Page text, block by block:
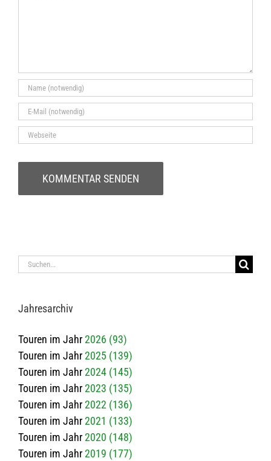
Suche
Jah­res­ar­chiv
Touren im Jahr2026 (93)
Touren im Jahr2025 (139)
Touren im Jahr2024 (145)
Touren im Jahr2023 (135)
Touren im Jahr2022 (136)
Touren im Jahr2021 (133)
Touren im Jahr2020 (148)
Touren im Jahr2019 (177)